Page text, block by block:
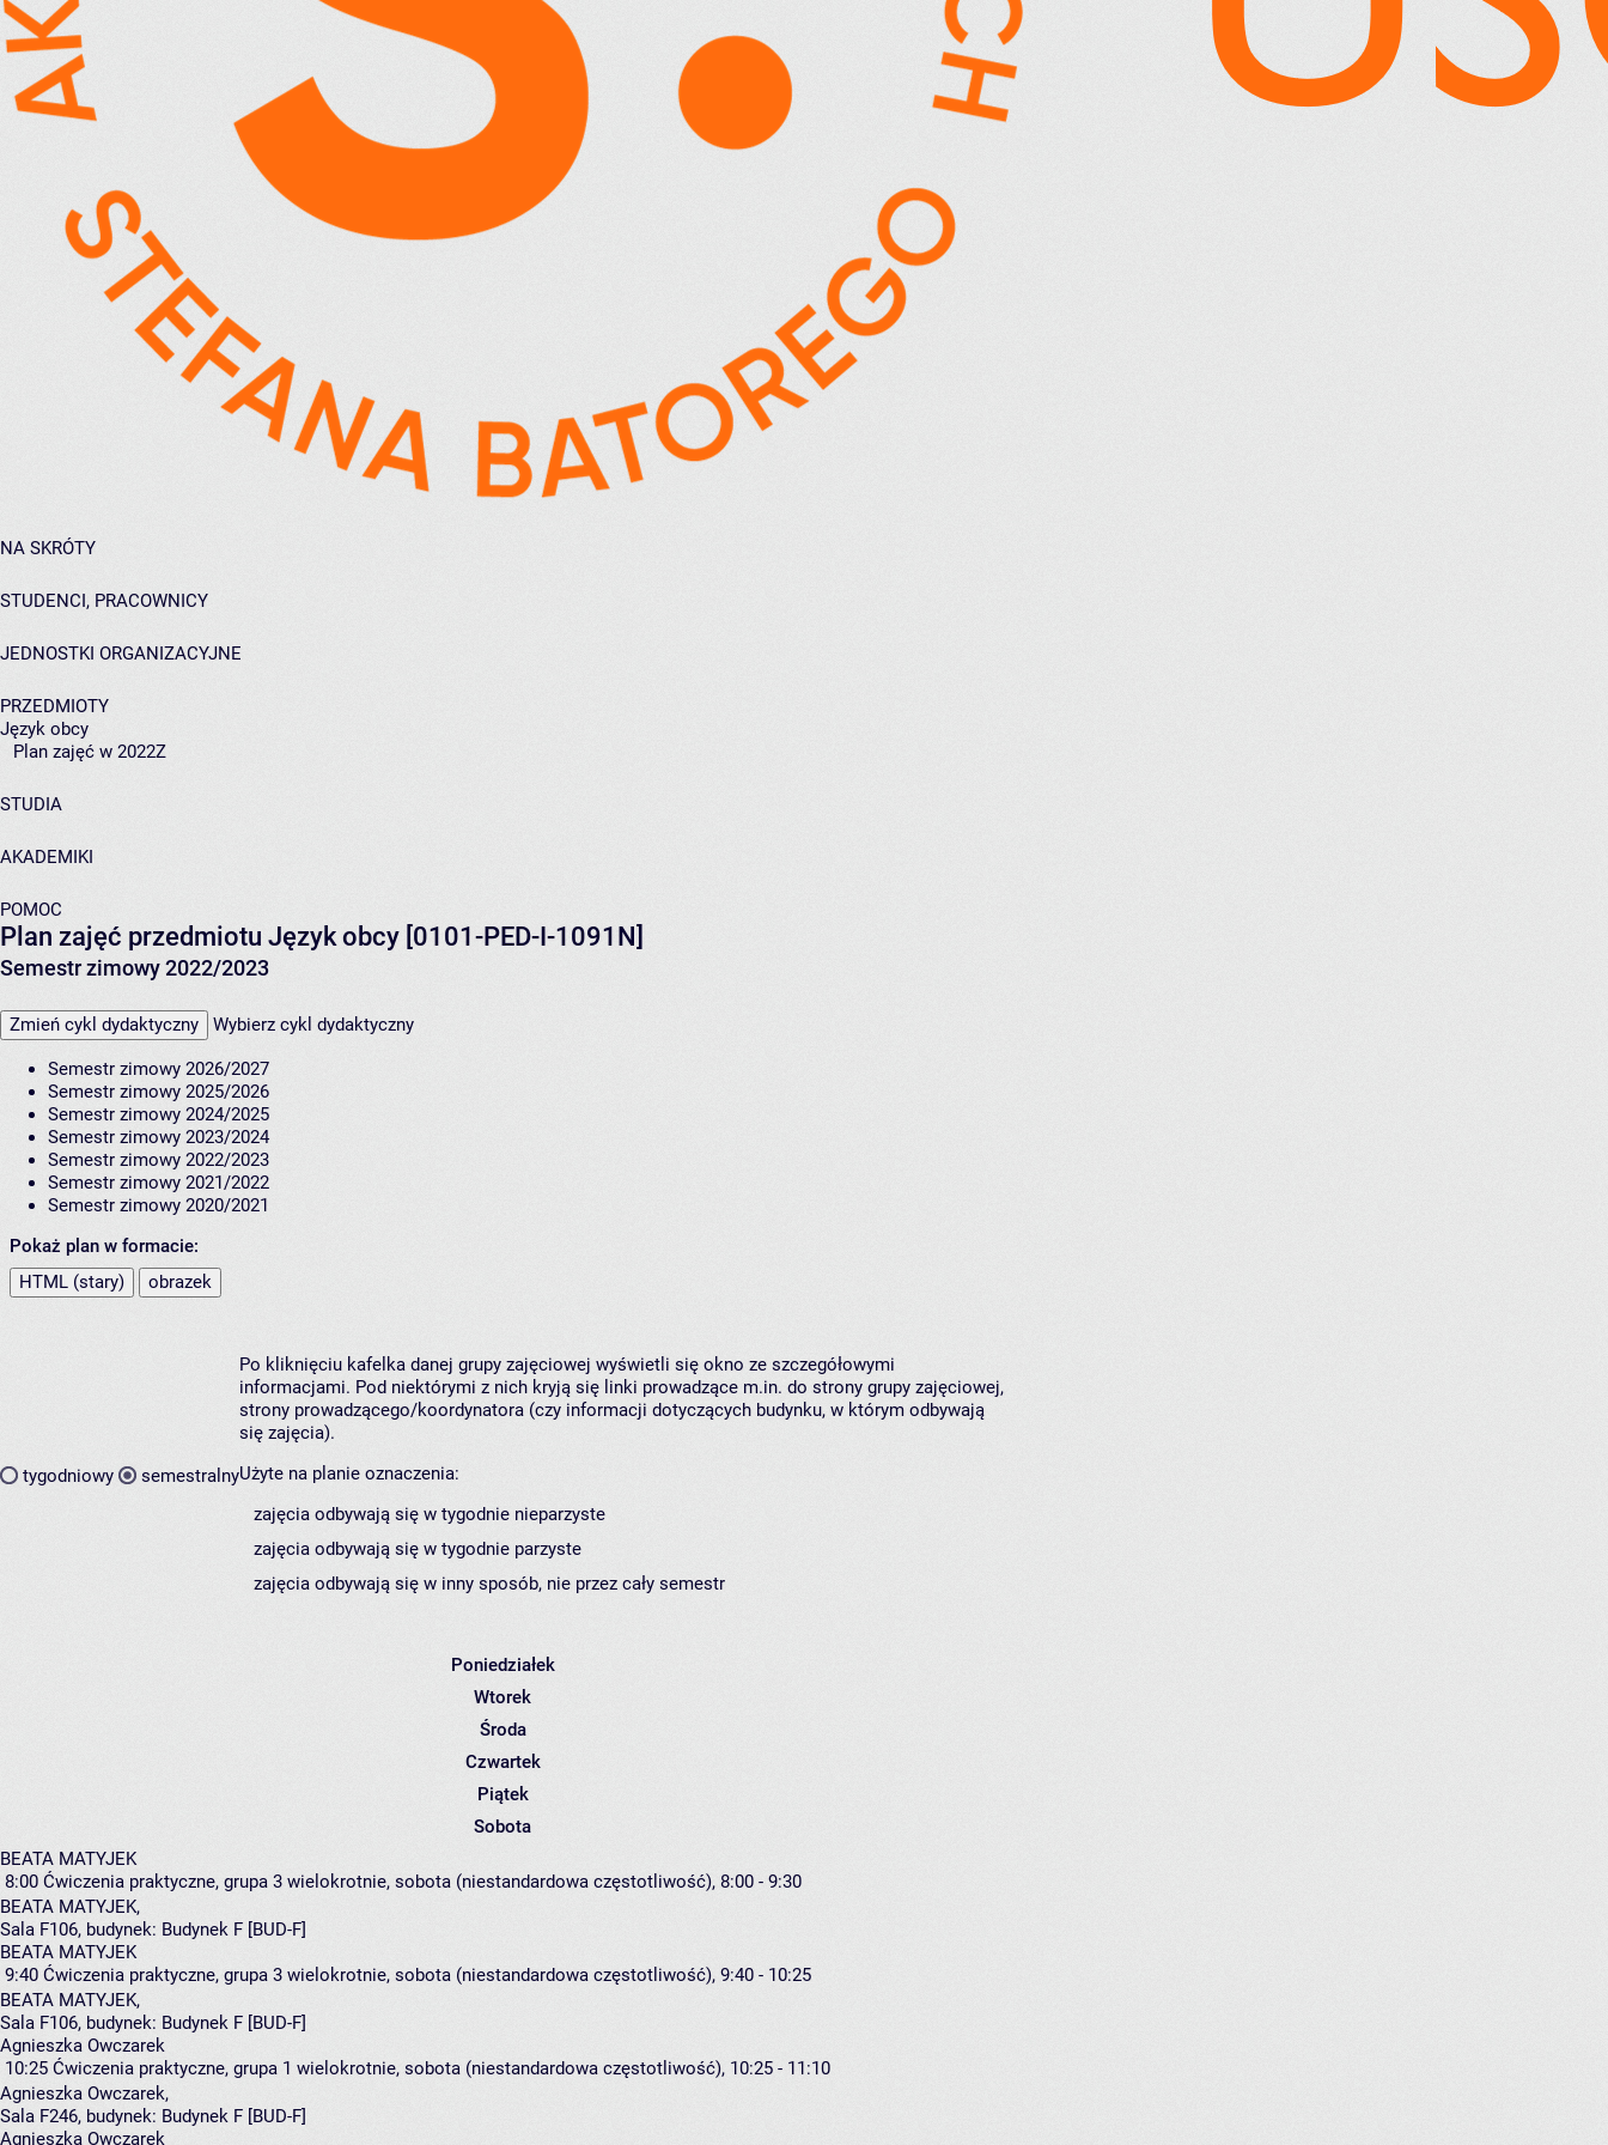
NA SKRÓTY
STUDENCI, PRACOWNICY
JEDNOSTKI ORGANIZACYJNE
PRZEDMIOTY
Język obcy
Plan zajęć w 2022Z
STUDIA
AKADEMIKI
POMOC
Plan zajęć przedmiotu Język obcy [0101-PED-I-1091N]
Semestr zimowy 2022/2023
Zmień cykl dydaktyczny Wybierz cykl dydaktyczny
Semestr zimowy 2026/2027
Semestr zimowy 2025/2026
Semestr zimowy 2024/2025
Semestr zimowy 2023/2024
Semestr zimowy 2022/2023
Semestr zimowy 2021/2022
Semestr zimowy 2020/2021
Pokaż plan w formacie:
HTML (stary)
obrazek
tygodniowy semestralny
Po kliknięciu kafelka danej grupy zajęciowej wyświetli się okno ze szczegółowymi
informacjami. Pod niektórymi z nich kryją się linki prowadzące m.in. do strony grupy zajęciowej,
strony prowadzącego/koordynatora (czy informacji dotyczących budynku, w którym odbywają
się zajęcia).
Użyte na planie oznaczenia:
zajęcia odbywają się w tygodnie nieparzyste
zajęcia odbywają się w tygodnie parzyste
zajęcia odbywają się w inny sposób, nie przez cały semestr
Poniedziałek
Wtorek
Środa
Czwartek
Piątek
Sobota
BEATA MATYJEK
8:00 Ćwiczenia praktyczne, grupa 3 wielokrotnie, sobota (niestandardowa częstotliwość), 8:00 - 9:30
BEATA MATYJEK,
Sala F106, budynek: Budynek F [BUD-F]
BEATA MATYJEK
9:40 Ćwiczenia praktyczne, grupa 3 wielokrotnie, sobota (niestandardowa częstotliwość), 9:40 - 10:25
BEATA MATYJEK,
Sala F106, budynek: Budynek F [BUD-F]
Agnieszka Owczarek
10:25 Ćwiczenia praktyczne, grupa 1 wielokrotnie, sobota (niestandardowa częstotliwość), 10:25 - 11:10
Agnieszka Owczarek,
Sala F246, budynek: Budynek F [BUD-F]
Agnieszka Owczarek